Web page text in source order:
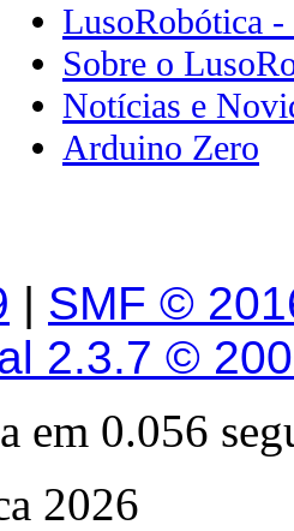
LusoRobótica -
Sobre o
Notícias e
Arduino Zero
| SMF ©
2.3.7 ©
em 0.056
2026